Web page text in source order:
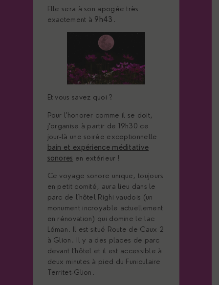
Elle sera à son apogée très
exactement à 9h43 .
Et vous savez quoi ?
Pour l’honorer comme il se doit,
j’organise à partir de 19h30 ce
jour-là une soirée exceptionnelle
bain et expérience méditative
sonores en extérieur !
Ce voyage sonore unique, toujours
en petit comité, aura lieu dans le
parc de l’hôtel Righi vaudois (un
monument incroyable actuellement
en rénovation) qui domine le lac
Léman. Il est situé Route de Caux 2
à Glion. Il y a des places de parc
devant l’hôtel et il est accessible à
deux minutes à pied du Funiculaire
Territet-Glion.